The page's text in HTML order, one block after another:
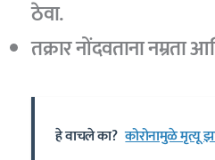
ठेवा.
तक्रार नोंदवताना नम्रता
हे वाचले का? कोरोनामुळे मृत्यू